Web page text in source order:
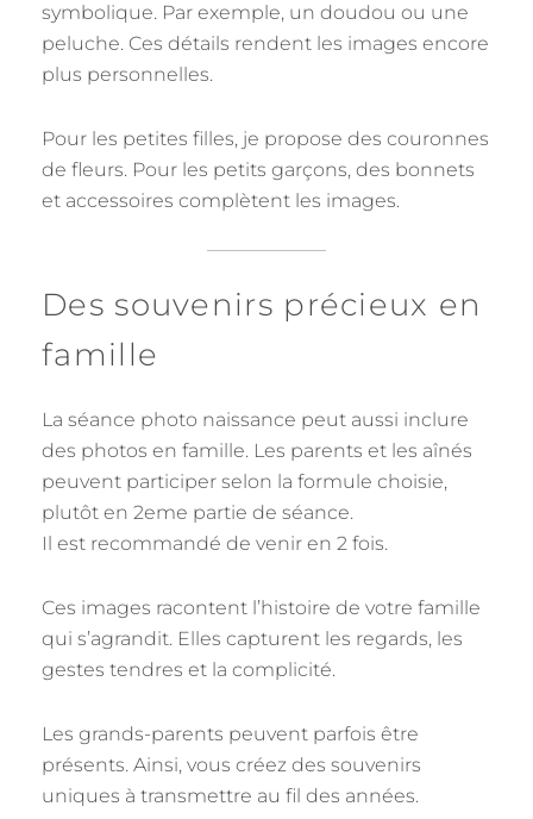
symbolique. Par exemple, un doudou ou une
peluche. Ces détails rendent les images encore
plus personnelles.
Pour les petites filles, je propose des couronnes
de fleurs. Pour les petits garçons, des bonnets
et accessoires complètent les images.
Des souvenirs précieux en
famille
La séance photo naissance peut aussi inclure
des photos en famille. Les parents et les aînés
peuvent participer selon la formule choisie,
plutôt en 2eme partie de séance.
Il est recommandé de venir en 2 fois.
Ces images racontent l’histoire de votre famille
qui s’agrandit. Elles capturent les regards, les
gestes tendres et la complicité.
Les grands-parents peuvent parfois être
présents. Ainsi, vous créez des souvenirs
uniques à transmettre au fil des années.